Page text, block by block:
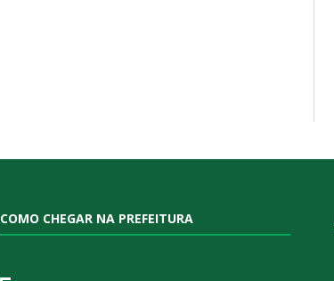
COMO CHEGAR NA PREFEITURA